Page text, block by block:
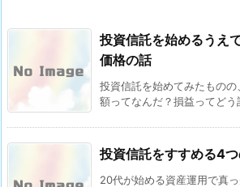
投資信託を始めるうえ
価格の話
投資信託を始めてみたもの
額ってなんだ？損益ってど
投資信託をすすめる4
20代が始める資産運用で真